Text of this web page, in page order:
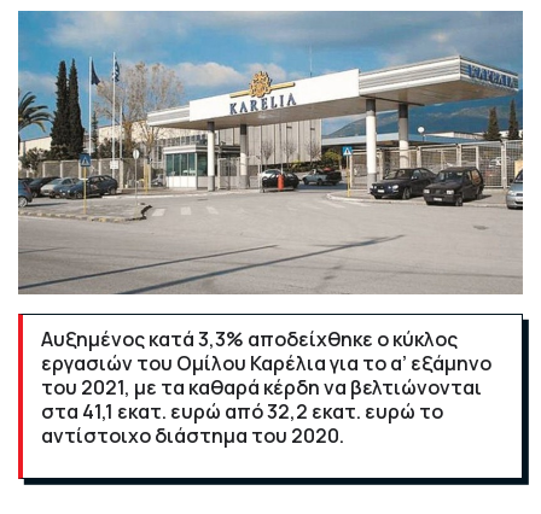
Αυξημένος κατά 3,3% αποδείχθηκε ο κύκλος
εργασιών του Ομίλου Καρέλια για το α’ εξάμηνο
του 2021, με τα καθαρά κέρδη να βελτιώνονται
στα 41,1 εκατ. ευρώ από 32,2 εκατ. ευρώ το
αντίστοιχο διάστημα του 2020.